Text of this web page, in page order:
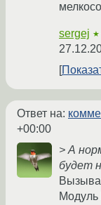
sergej
Ответ на:
+00:00
> А
будет
Модуль